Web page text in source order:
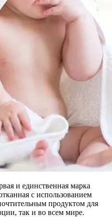
и единственная марка
с использованием
продуктом для
так и во всем мире.